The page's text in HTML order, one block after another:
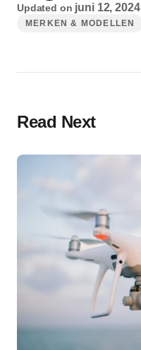
Updated on juni 12, 2024
MERKEN & MODELLEN
Read Next